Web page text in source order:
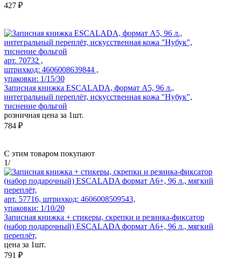
427 ₽
арт. 70732 ,
штрихкод: 4606008639844 ,
упаковки: 1/15/30
Записная книжка ESCALADA, формат А5, 96 л.,
интегральный переплёт, искусственная кожа "Нубук",
тиснение фольгой
розничная цена за 1шт.
784 ₽
С этим товаром покупают
1/
арт. 57716, штрихкод: 4606008509543,
упаковки: 1/10/20
Записная книжка + стикеры, скрепки и резинка-фиксатор
(набор подарочный) ESCALADA формат А6+, 96 л., мягкий
переплёт,
цена за 1шт.
791 ₽